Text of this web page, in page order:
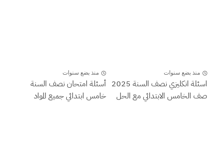
منذ بضع سنوات
اسئلة انكليزي نصف السنة 2025
صف الخامس الابتدائي مع الحل
منذ بضع سنوات
أسئلة امتحان نصف السنة
خامس ابتدائي جميع المواد